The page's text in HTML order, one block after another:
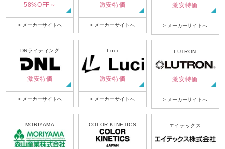
58%OFF～
> メーカーサイトへ
激安特価
> メーカーサイトへ
激安特価
> メーカーサイトへ
DNライティング
激安特価
> メーカーサイトへ
Luci
激安特価
> メーカーサイトへ
LUTRON
激安特価
> メーカーサイトへ
MORIYAMA COLOR KINETICS エイテックス